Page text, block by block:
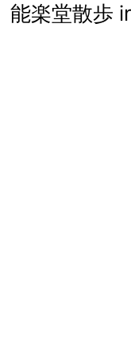
能楽堂散歩